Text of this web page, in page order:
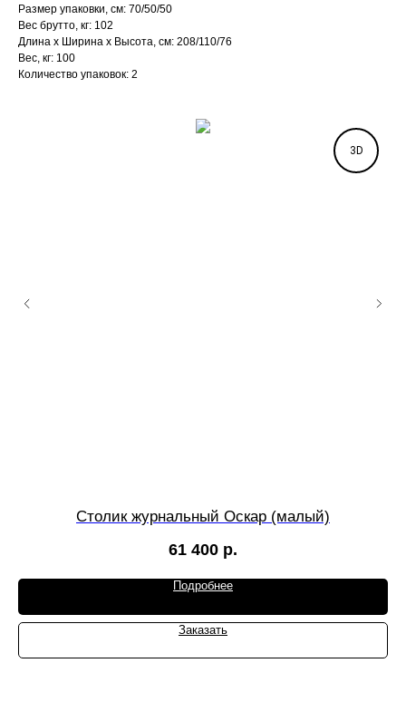
Размер упаковки, см: 70/50/50
Вес брутто, кг: 102
Длина х Ширина х Высота, см: 208/110/76
Вес, кг: 100
Количество упаковок: 2
3D
Столик журнальный Оскар (малый)
61 400 р.
Подробнее
Заказать